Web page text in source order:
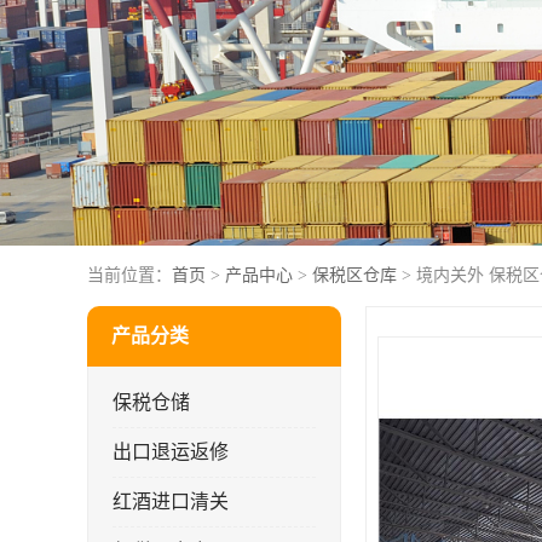
当前位置： 首页 > 产品中心 > 保税区仓库 > 境内关外 保税
产品分类
保税仓储
出口退运返修
红酒进口清关